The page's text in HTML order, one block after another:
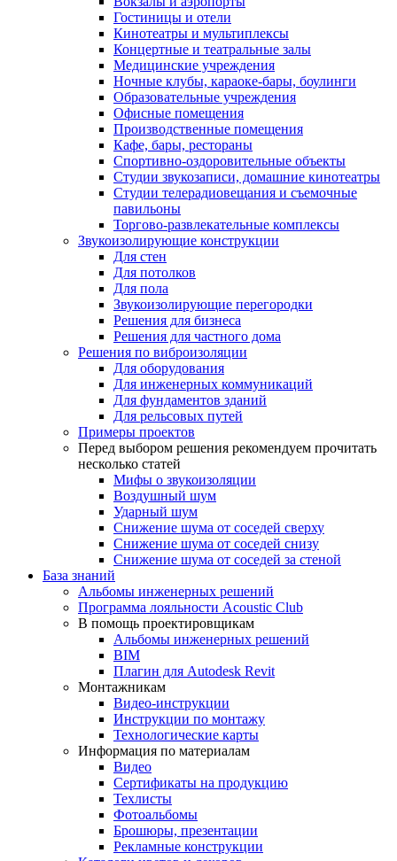
Гостиницы и отели
Кинотеатры и мультиплексы
Концертные и театральные залы
Медицинские учреждения
Ночные клубы, караоке-бары, боулинги
Образовательные учреждения
Офисные помещения
Производственные помещения
Кафе, бары, рестораны
Спортивно-оздоровительные объекты
Студии звукозаписи, домашние кинотеатры
Студии телерадиовещания и съемочные
павильоны
Торгово-развлекательные комплексы
Звукоизолирующие конструкции
Для стен
Для потолков
Для пола
Звукоизолирующие перегородки
Решения для бизнеса
Решения для частного дома
Решения по виброизоляции
Для оборудования
Для инженерных коммуникаций
Для фундаментов зданий
Для рельсовых путей
Примеры проектов
Перед выбором решения рекомендуем прочитать
несколько статей
Мифы о звукоизоляции
Воздушный шум
Ударный шум
Снижение шума от соседей сверху
Снижение шума от соседей снизу
Снижение шума от соседей за стеной
База знаний
Альбомы инженерных решений
Программа лояльности Acoustic Club
В помощь проектировщикам
Альбомы инженерных решений
BIM
Плагин для Autodesk Revit
Монтажникам
Видео-инструкции
Инструкции по монтажу
Технологические карты
Информация по материалам
Видео
Сертификаты на продукцию
Техлисты
Фотоальбомы
Брошюры, презентации
Рекламные конструкции